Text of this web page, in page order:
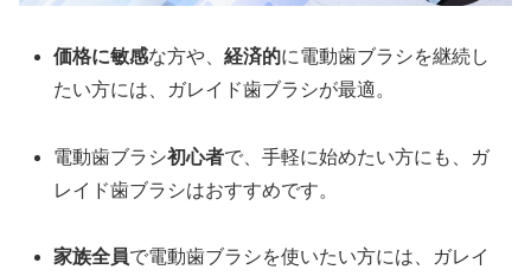
価格に敏感な方や、経済的に電動歯ブラシを継続し
たい方には、ガレイド歯ブラシが最適。
電動歯ブラシ初心者で、手軽に始めたい方にも、ガ
レイド歯ブラシはおすすめです。
家族全員で電動歯ブラシを使いたい方には、ガレイ